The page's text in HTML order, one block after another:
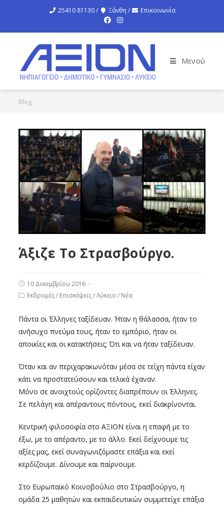
25410 81130 / Ξάνθη / Επικοινωνία
Μενού
Blog
Άξιζε Το Στρασβούργο.
10 Δεκεμβρίου 2016
Εκδρομές / Επισκέψεις / Λύκειο / Νέα
Πάντα οι Έλληνες ταξίδευαν. Ήταν η θάλασσα, ήταν το
ανήσυχο πνεύμα τους, ήταν το εμπόριο, ήταν οι
αποικίες και οι κατακτήσεις; Ότι και να ήταν ταξίδευαν.
Όταν και αν περιχαρακωνόταν μέσα σε τείχη πάντα είχαν
κάτι να προστατεύσουν και τελικά έχαναν.
Μόνο σε ανοιχτούς ορίζοντες διαπρέπουν οι Έλληνες.
Σε πελάγη και απέραντους πόντους, εκεί διακρίνονται.
Κεντρική φιλοσοφία στο ΑΞΙΟΝ είναι η επαφή με το
έξω, με το απέραντο, με το άλλο. Εκεί δείχνουμε τις
αξίες μας, εκεί συναγωνιζόμαστε επάξια και εκεί
κερδίζουμε. Δίνουμε και παίρνουμε.
Στο Ευρωπαϊκό Κοινοβούλιο στο Στρασβούργο, η
ομάδα 25 μαθητών και εκπαιδευτικών συμμετείχε επάξια